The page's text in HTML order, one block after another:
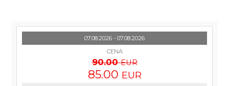
07.08.2026 - 07.08.2026
CENA
90.00 EUR
85.00 EUR